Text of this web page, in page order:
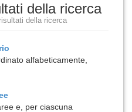
della ricerca
della ricerca
alfabeticamente,
e, per ciascuna